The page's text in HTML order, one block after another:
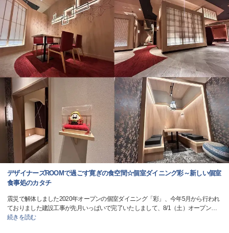
デザイナーズROOMで過ごす寛ぎの食空間☆個室ダイニング彩～新しい個室
食事処のカタチ
震災で解体しました2020年オープンの個室ダイニング「彩」、今年5月から行われ
ておりました建設工事が先月いっぱいで完了いたしまして、8/1（土）オープン…
続きを読む